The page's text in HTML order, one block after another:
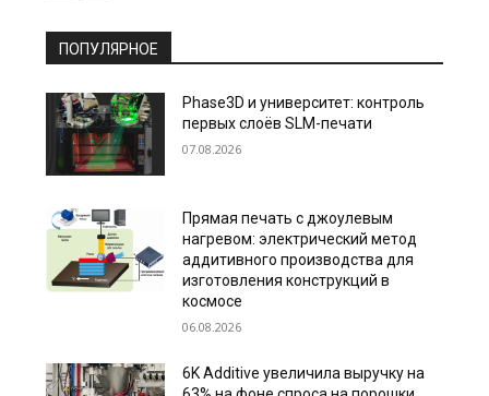
ПОПУЛЯРНОЕ
Phase3D и университет: контроль
первых слоёв SLM-печати
07.08.2026
Прямая печать с джоулевым
нагревом: электрический метод
аддитивного производства для
изготовления конструкций в
космосе
06.08.2026
6K Additive увеличила выручку на